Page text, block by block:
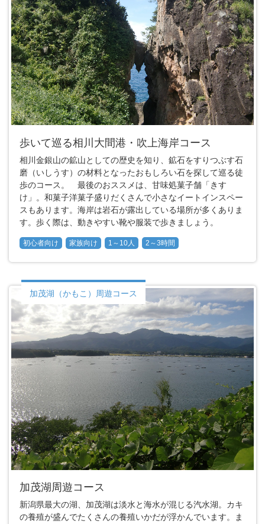
歩いて巡る相川大間港・吹上海岸コース
相川金銀山の鉱山としての歴史を知り、鉱石をすりつぶす石
磨（いしうす）の材料となったおもしろい石を探して巡る徒
歩のコース。 最後のおススメは、甘味処菓子舗「きす
け」。和菓子洋菓子盛りだくさんで小さなイートインスペー
スもあります。海岸は岩石が露出している場所が多くありま
す。歩く際は、動きやすい靴や服装で歩きましょう。
初心者向け 家族向け 1～10人 2～3時間
加茂湖（かもこ）周遊コース
加茂湖周遊コース
新潟県最大の湖、加茂湖は淡水と海水が混じる汽水湖。カキ
の養殖が盛んでたくさんの養殖いかだが浮かんでいます。ま